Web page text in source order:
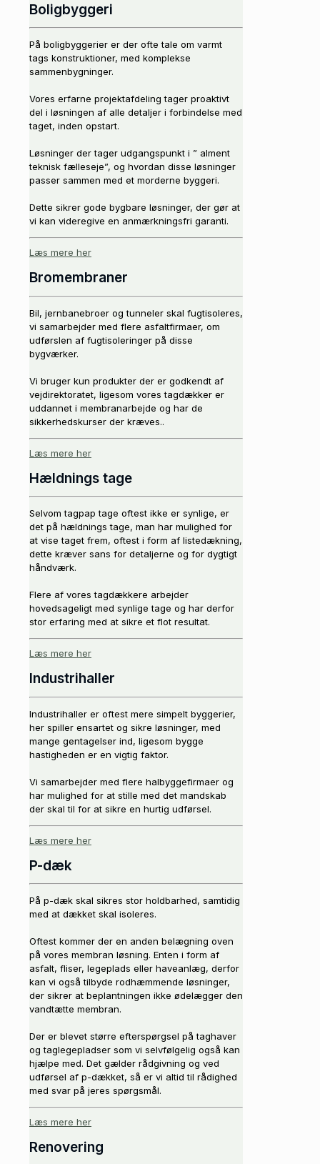
Boligbyggeri
På boligbyggerier er der ofte tale om varmt
tags konstruktioner, med komplekse
sammenbygninger.
Vores erfarne projektafdeling tager proaktivt
del i løsningen af alle detaljer i forbindelse med
taget, inden opstart.
Løsninger der tager udgangspunkt i ” alment
teknisk fælleseje”, og hvordan disse løsninger
passer sammen med et morderne byggeri.
Dette sikrer gode bygbare løsninger, der gør at
vi kan videregive en anmærkningsfri garanti.
Læs mere her
Bromembraner
Bil, jernbanebroer og tunneler skal fugtisoleres,
vi samarbejder med flere asfaltfirmaer, om
udførslen af fugtisoleringer på disse
bygværker.
Vi bruger kun produkter der er godkendt af
vejdirektoratet, ligesom vores tagdækker er
uddannet i membranarbejde og har de
sikkerhedskurser der kræves..
Læs mere her
Hældnings tage
Selvom tagpap tage oftest ikke er synlige, er
det på hældnings tage, man har mulighed for
at vise taget frem, oftest i form af listedækning,
dette kræver sans for detaljerne og for dygtigt
håndværk.
Flere af vores tagdækkere arbejder
hovedsageligt med synlige tage og har derfor
stor erfaring med at sikre et flot resultat.
Læs mere her
Industrihaller
Industrihaller er oftest mere simpelt byggerier,
her spiller ensartet og sikre løsninger, med
mange gentagelser ind, ligesom bygge
hastigheden er en vigtig faktor.
Vi samarbejder med flere halbyggefirmaer og
har mulighed for at stille med det mandskab
der skal til for at sikre en hurtig udførsel.
Læs mere her
P-dæk
På p-dæk skal sikres stor holdbarhed, samtidig
med at dækket skal isoleres.
Oftest kommer der en anden belægning oven
på vores membran løsning. Enten i form af
asfalt, fliser, legeplads eller haveanlæg, derfor
kan vi også tilbyde rodhæmmende løsninger,
der sikrer at beplantningen ikke ødelægger den
vandtætte membran.
Der er blevet større efterspørgsel på taghaver
og taglegepladser som vi selvfølgelig også kan
hjælpe med. Det gælder rådgivning og ved
udførsel af p-dækket, så er vi altid til rådighed
med svar på jeres spørgsmål.
Læs mere her
Renovering